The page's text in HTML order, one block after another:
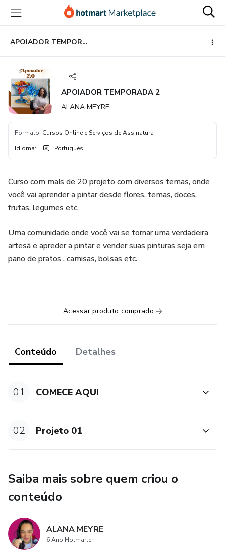
para
conteúdo
principal
para
pagamento
para
rodapé
APOIADOR TEMPORADA 2
APOIADOR TEMPORADA 2
ALANA MEYRE
Formato: Cursos Online e Serviços de Assinatura
Idioma: Português
Curso com maIs de 20 projeto com diversos temas, onde
você vai aprender a pintar desde flores, temas, doces,
frutas, legumes etc.
Uma comunidade onde você vai se tornar uma verdadeira
artesã e apreder a pintar e vender suas pinturas seja em
pano de pratos , camisas, bolsas etc.
Acessar produto comprado
Conteúdo Detalhes
01 COMECE AQUI
02 Projeto 01
Saiba mais sobre quem criou o
conteúdo
ALANA MEYRE
6 Ano Hotmarter